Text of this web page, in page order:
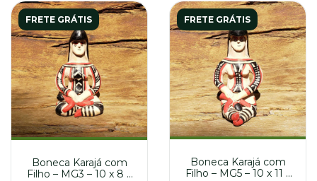
FRETE GRÁTIS
Boneca Karajá com
Filho – MG3 – 10 x 8 x
FRETE GRÁTIS
Boneca Karajá com
Filho – MG5 – 10 x 11 x